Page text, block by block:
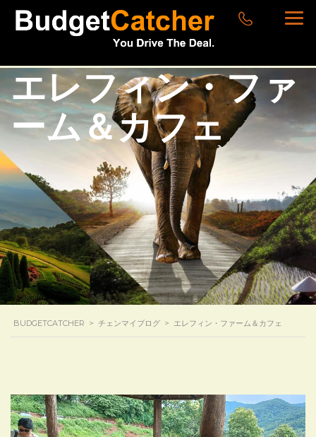
エレフィン・ファ
ーム＆カフェ
BUDGETCATCHER > チェンマイブログ > エレフィン・ファーム＆カフェ